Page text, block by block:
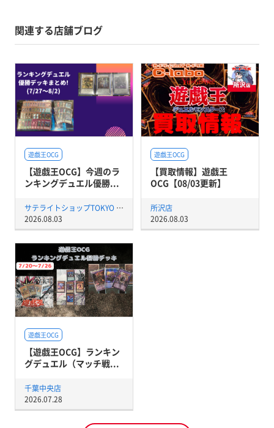
関連する店舗ブログ
遊戯王OCG
【遊戯王OCG】今週のラ
ンキングデュエル優勝...
サテライトショップTOKYO 秋葉原店
2026.08.03
遊戯王OCG
【買取情報】遊戯王
OCG【08/03更新】
所沢店
2026.08.03
遊戯王OCG
【遊戯王OCG】ランキン
グデュエル（マッチ戦...
千葉中央店
2026.07.28